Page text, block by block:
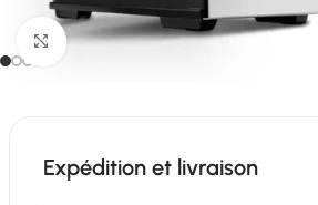
Click to enlarge
Expédition et livraison